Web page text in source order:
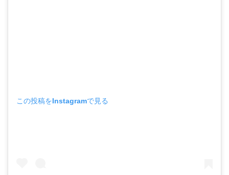
この投稿をInstagramで見る